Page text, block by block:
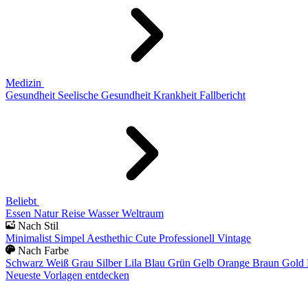
Medizin
Gesundheit Seelische Gesundheit Krankheit Fallbericht
Beliebt
Essen Natur Reise Wasser Weltraum
Nach Stil
Minimalist Simpel Aesthethic Cute Professionell Vintage
Nach Farbe
Schwarz Weiß Grau Silber Lila Blau Grün Gelb Orange Braun Gold
Neueste Vorlagen entdecken